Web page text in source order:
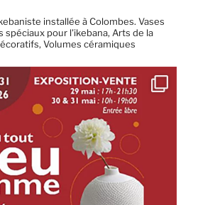
installée à Colombes. Vases
spéciaux pour l'ikebana, Arts de la
Volumes céramiques